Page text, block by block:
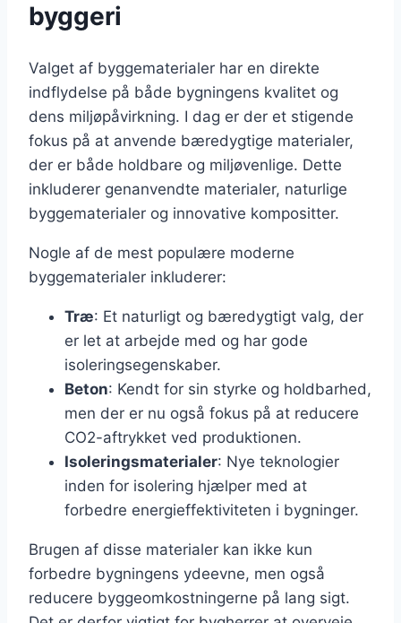
byggeri
Valget af byggematerialer har en direkte
indflydelse på både bygningens kvalitet og
dens miljøpåvirkning. I dag er der et stigende
fokus på at anvende bæredygtige materialer,
der er både holdbare og miljøvenlige. Dette
inkluderer genanvendte materialer, naturlige
byggematerialer og innovative kompositter.
Nogle af de mest populære moderne
byggematerialer inkluderer:
Træ: Et naturligt og bæredygtigt valg, der
er let at arbejde med og har gode
isoleringsegenskaber.
Beton: Kendt for sin styrke og holdbarhed,
men der er nu også fokus på at reducere
CO2-aftrykket ved produktionen.
Isoleringsmaterialer: Nye teknologier
inden for isolering hjælper med at
forbedre energieffektiviteten i bygninger.
Brugen af disse materialer kan ikke kun
forbedre bygningens ydeevne, men også
reducere byggeomkostningerne på lang sigt.